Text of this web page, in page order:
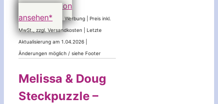
bei Amazon
ansehen*
Werbung | Preis inkl.
MwSt., zzgl. Versandkosten | Letzte
Aktualisierung am 1.04.2026 |
Änderungen möglich / siehe Footer
Melissa & Doug
Steckpuzzle –